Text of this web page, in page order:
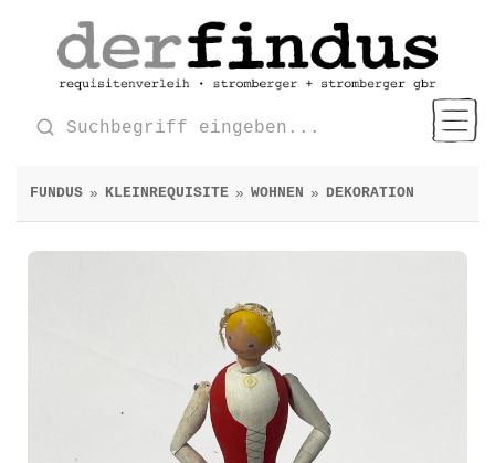
FUNDUS » KLEINREQUISITE » WOHNEN » DEKORATION